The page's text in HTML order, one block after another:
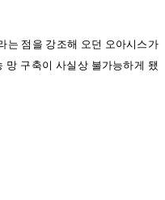
는 점을 강조해 오던 오아시스가
망 구축이 사실상 불가능하게 됐